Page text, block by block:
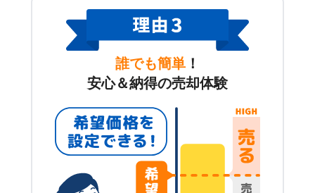
誰でも簡単 ！
安心＆納得の売却体験